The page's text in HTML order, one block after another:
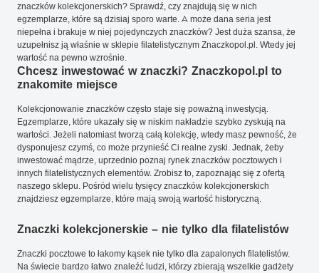
znaczków kolekcjonerskich? Sprawdź, czy znajdują się w nich
egzemplarze, które są dzisiaj sporo warte. A może dana seria jest
niepełna i brakuje w niej pojedynczych znaczków? Jest duża szansa, że
uzupełnisz ją właśnie w sklepie filatelistycznym Znaczkopol.pl. Wtedy jej
wartość na pewno wzrośnie.
Chcesz inwestować w znaczki? Znaczkopol.pl to
znakomite miejsce
Kolekcjonowanie znaczków często staje się poważną inwestycją.
Egzemplarze, które ukazały się w niskim nakładzie szybko zyskują na
wartości. Jeżeli natomiast tworzą całą kolekcję, wtedy masz pewność, że
dysponujesz czymś, co może przynieść Ci realne zyski. Jednak, żeby
inwestować mądrze, uprzednio poznaj rynek znaczków pocztowych i
innych filatelistycznych elementów. Zrobisz to, zapoznając się z ofertą
naszego sklepu. Pośród wielu tysięcy znaczków kolekcjonerskich
znajdziesz egzemplarze, które mają swoją wartość historyczną.
Znaczki kolekcjonerskie – nie tylko dla filatelistów
Znaczki pocztowe to łakomy kąsek nie tylko dla zapalonych filatelistów.
Na świecie bardzo łatwo znaleźć ludzi, którzy zbierają wszelkie gadżety